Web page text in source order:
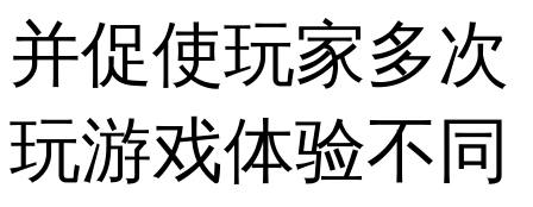
并促使玩家多次
玩游戏体验不同